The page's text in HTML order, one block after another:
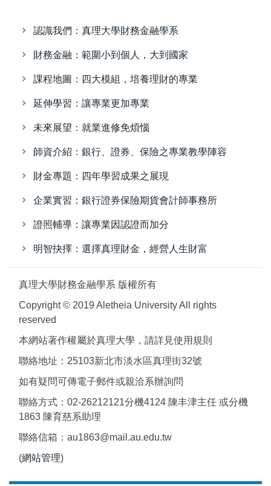
認識我們：真理大學財務金融學系
財務金融：範圍小到個人，大到國家
課程地圖：四大模組，培養理財的專業
延伸學習：讓專業更加專業
未來展望：就業進修免煩惱
師資介紹：銀行、證券、保險之專業教學陣容
財金專題：四年學習成果之展現
企業實習：銀行證券保險期貨會計師事務所
證照輔導：讓專業因認證而加分
明智抉擇：選擇真理財金，經營人生財富
真理大學財務金融學系 版權所有
Copyright © 2019 Aletheia University All rights
reserved
本網站著作權屬於真理大學，請詳見使用規則
聯絡地址：25103新北市淡水區真理街32號
如有疑問可傳電子郵件或親洽系辦詢問
聯絡方式：02-26212121分機4124 陳丰津主任 或分機
1863 陳育慈系助理
聯絡信箱：au1863@mail.au.edu.tw
(網站管理)